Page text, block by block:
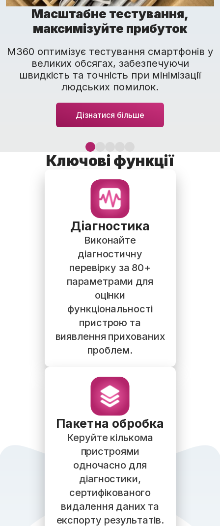
Масштабне тестування,
максимізуйте прибуток
M360 оптимізує тестування смартфонів у
великих обсягах, забезпечуючи
швидкість та точність при мінімізації
людських помилок.
Дізнатися більше
Ключові функції
Діагностика
Виконайте
діагностичну
перевірку за 80+
параметрами для
оцінки
функціональності
пристрою та
виявлення прихованих
проблем.
Пакетна обробка
Керуйте кількома
пристроями
одночасно для
діагностики,
сертифікованого
видалення даних та
експорту результатів.